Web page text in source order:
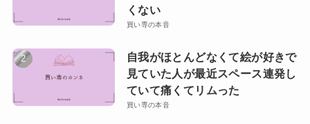
くない
買い専の本音
自我がほとんどなくて絵が好きで
見ていた人が最近スペース連発し
ていて痛くてリムった
買い専の本音